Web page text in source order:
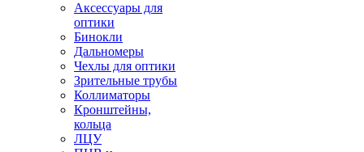
Аксессуары для
оптики
Бинокли
Дальномеры
Чехлы для оптики
Зрительные трубы
Коллиматоры
Кронштейны,
кольца
ЛЦУ